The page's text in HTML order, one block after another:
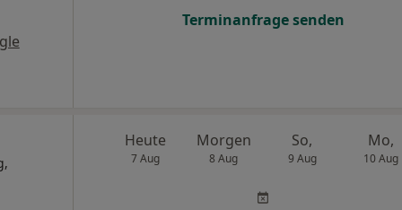
Terminanfrage senden
Heute
7 Aug
Morgen
8 Aug
So,
9 Aug
Mo,
10 Aug